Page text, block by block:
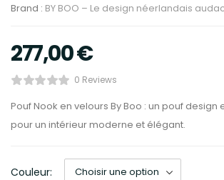
Brand : BY BOO – Le design néerlandais
277,00€
0 Reviews
Pouf Nook en velours By Boo : un pouf
pour un intérieur moderne et élégant.
Couleur: